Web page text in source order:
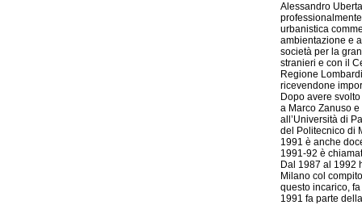
Alessandro
urbanistica
ambientazione e
società per la
stranieri e con il
Regione
ricevendone
Dopo avere
a Marco Zanuso
all’Università di
del Politecnico di
1991 è anche
1991-92 è
Dal 1987 al 1992
Milano col
questo incarico,
1991 fa parte